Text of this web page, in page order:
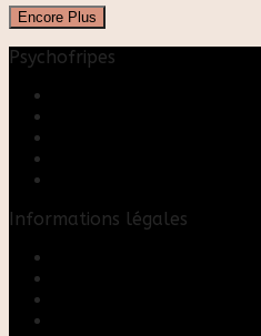
Encore Plus
Psychofripes
Informations légales